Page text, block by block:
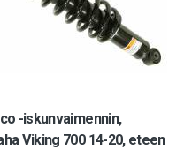
-iskunvaimennin,
Viking 700 14-20, eteen